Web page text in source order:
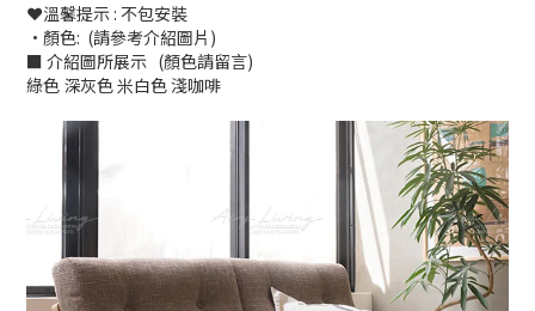
❤️溫馨提示 : 不包安裝
•顏色: (請參考介紹圖片)
■ 介紹圖所展示 (顏色請留言)
綠色 深灰色 米白色 淺咖啡